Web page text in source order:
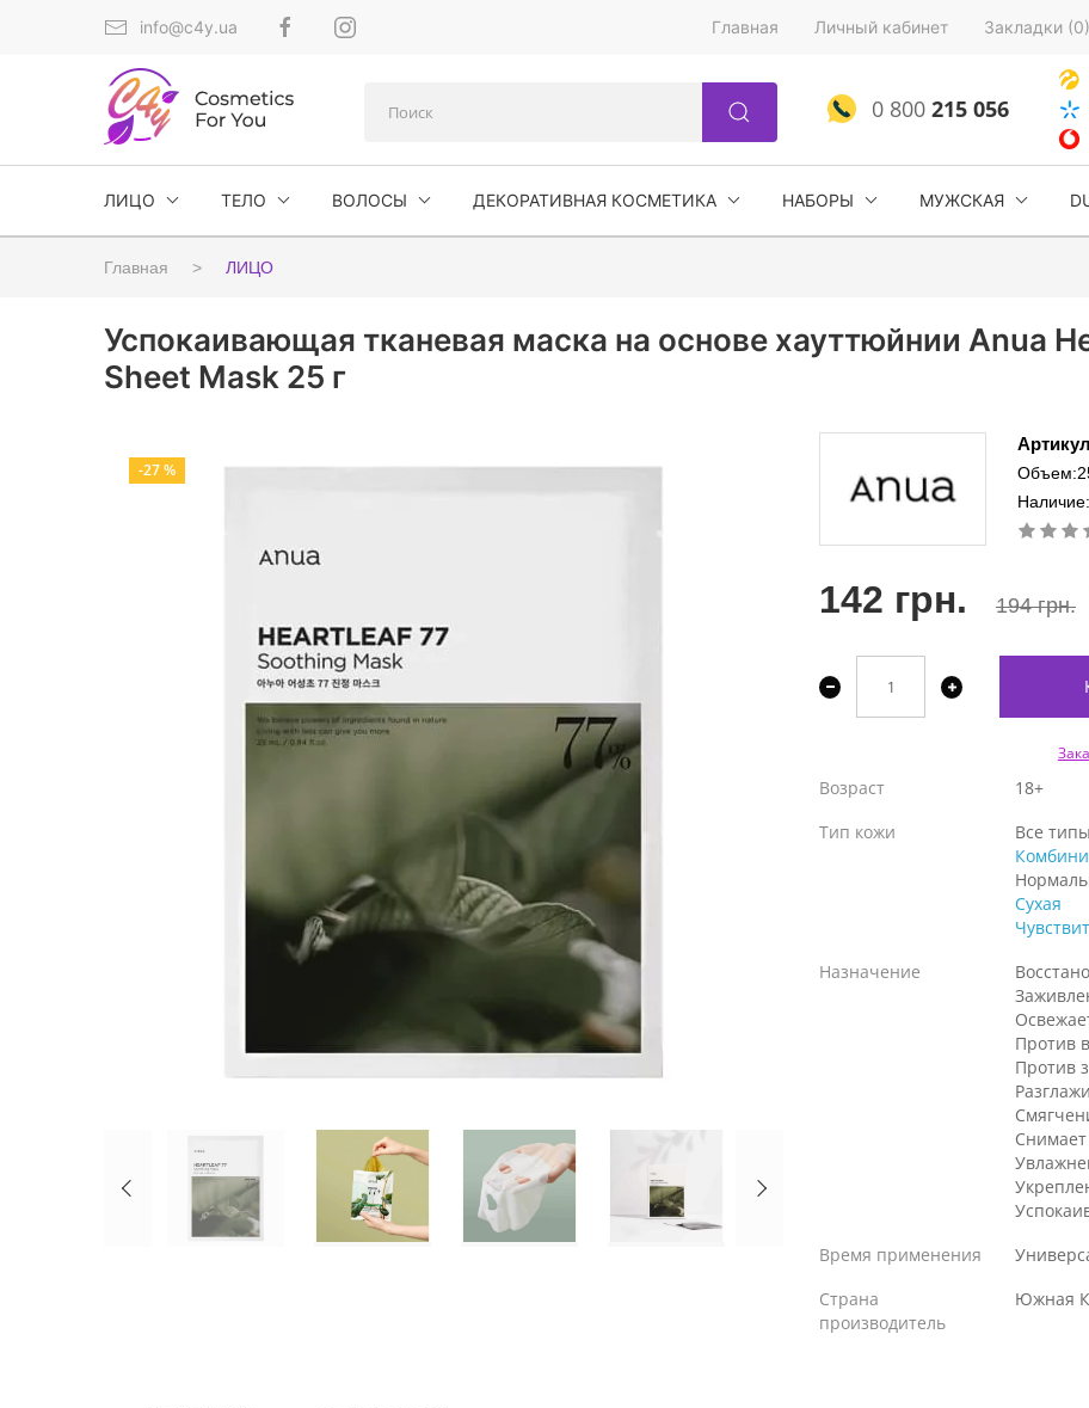
info@c4y.ua Главная Личный кабинет Закладки (0)
0 800215 056
ЛИЦО ТЕЛО ВОЛОСЫ ДЕКОРАТИВНАЯ КОСМЕТИКА НАБОРЫ МУЖСКАЯ
Главная ЛИЦО
Успокаивающая тканевая маска на основе хауттюйнии Anua
Sheet Mask 25 г
-27 %
142 грн. 194 грн.
Возраст
18+
Тип кожи
Все типы
Сухая
Назначение
Против
Против
Время применения
Страна
производитель
Южная